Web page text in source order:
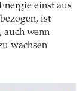
einst aus
ist
auch wenn
wachsen